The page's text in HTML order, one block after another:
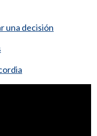
una decisión